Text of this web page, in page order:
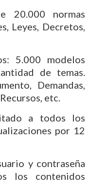
20.000 normas
Leyes, Decretos,
5.000 modelos
de temas.
Demandas,
etc.
a todos los
por 12
y contraseña
los contenidos